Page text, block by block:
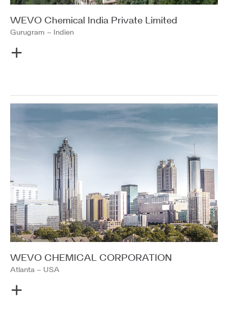
WEVO Chemical India Private Limited
Gurugram – Indien
WEVO CHEMICAL CORPORATION
Atlanta – USA